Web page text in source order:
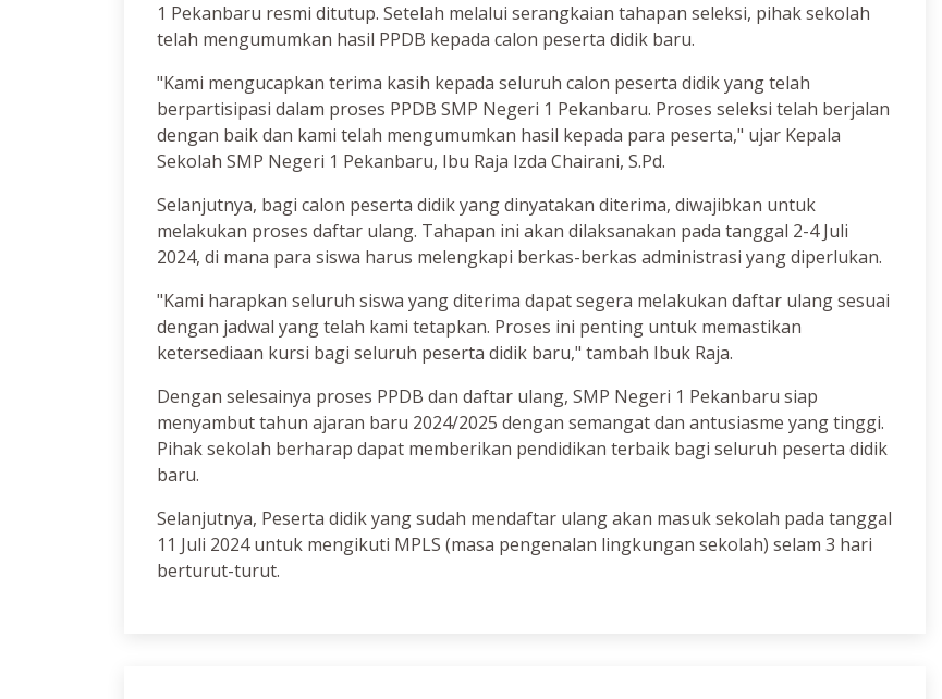
1 Pekanbaru resmi ditutup. Setelah melalui serangkaian tahapan seleksi, pihak sekolah
telah mengumumkan hasil PPDB kepada calon peserta didik baru.
"Kami mengucapkan terima kasih kepada seluruh calon peserta didik yang telah
berpartisipasi dalam proses PPDB SMP Negeri 1 Pekanbaru. Proses seleksi telah berjalan
dengan baik dan kami telah mengumumkan hasil kepada para peserta," ujar Kepala
Sekolah SMP Negeri 1 Pekanbaru, Ibu Raja Izda Chairani, S.Pd.
Selanjutnya, bagi calon peserta didik yang dinyatakan diterima, diwajibkan untuk
melakukan proses daftar ulang. Tahapan ini akan dilaksanakan pada tanggal 2-4 Juli
2024, di mana para siswa harus melengkapi berkas-berkas administrasi yang diperlukan.
"Kami harapkan seluruh siswa yang diterima dapat segera melakukan daftar ulang sesuai
dengan jadwal yang telah kami tetapkan. Proses ini penting untuk memastikan
ketersediaan kursi bagi seluruh peserta didik baru," tambah Ibuk Raja.
Dengan selesainya proses PPDB dan daftar ulang, SMP Negeri 1 Pekanbaru siap
menyambut tahun ajaran baru 2024/2025 dengan semangat dan antusiasme yang tinggi.
Pihak sekolah berharap dapat memberikan pendidikan terbaik bagi seluruh peserta didik
baru.
Selanjutnya, Peserta didik yang sudah mendaftar ulang akan masuk sekolah pada tanggal
11 Juli 2024 untuk mengikuti MPLS (masa pengenalan lingkungan sekolah) selam 3 hari
berturut-turut.